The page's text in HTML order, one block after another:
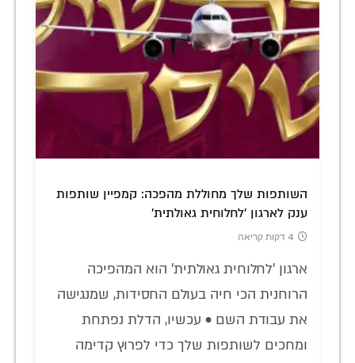
השותפות שלך מחוללת מהפכה: קמפיין שותפות
ענק לארגון 'לחלוחית גאולתית'
4 דקות קריאה
ארגון 'לחלוחית גאולתית' הוא המהפיכה
הרוחנית הכי חיה בעולם החסידות, שמנגישה
את עבודת השם • עכשיו, הדלת נפתחת
ומחכים לשותפות שלך כדי לפרוץ קדימה